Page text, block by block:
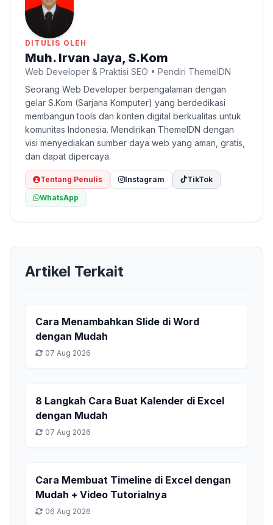
DITULIS OLEH
Muh. Irvan Jaya, S.Kom
Web Developer & Praktisi SEO • Pendiri ThemeIDN
Seorang Web Developer berpengalaman dengan
gelar S.Kom (Sarjana Komputer) yang berdedikasi
membangun tools dan konten digital berkualitas untuk
komunitas Indonesia. Mendirikan ThemeIDN dengan
visi menyediakan sumber daya web yang aman, gratis,
dan dapat dipercaya.
Tentang Penulis Instagram
TikTok
WhatsApp
Artikel Terkait
Cara Menambahkan Slide di Word
dengan Mudah
07 Aug 2026
8 Langkah Cara Buat Kalender di Excel
dengan Mudah
07 Aug 2026
Cara Membuat Timeline di Excel dengan
Mudah + Video Tutorialnya
06 Aug 2026